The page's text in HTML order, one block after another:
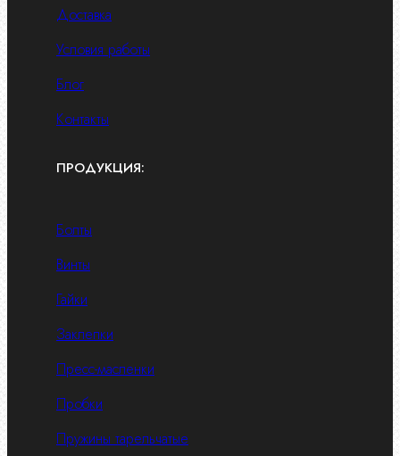
Доставка
Условия работы
Блог
Контакты
ПРОДУКЦИЯ:
Болты
Винты
Гайки
Заклепки
Пресс-масленки
Пробки
Пружины тарельчатые